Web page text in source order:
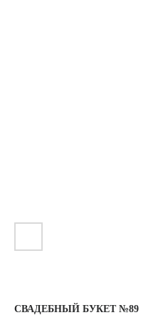
СВАДЕБНЫЙ БУКЕТ №89